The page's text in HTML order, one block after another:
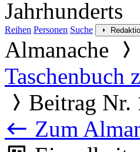
Jahrhunderts
Reihen Personen Suche
Almanache
Taschenbuch
Beitrag Nr.
Zum